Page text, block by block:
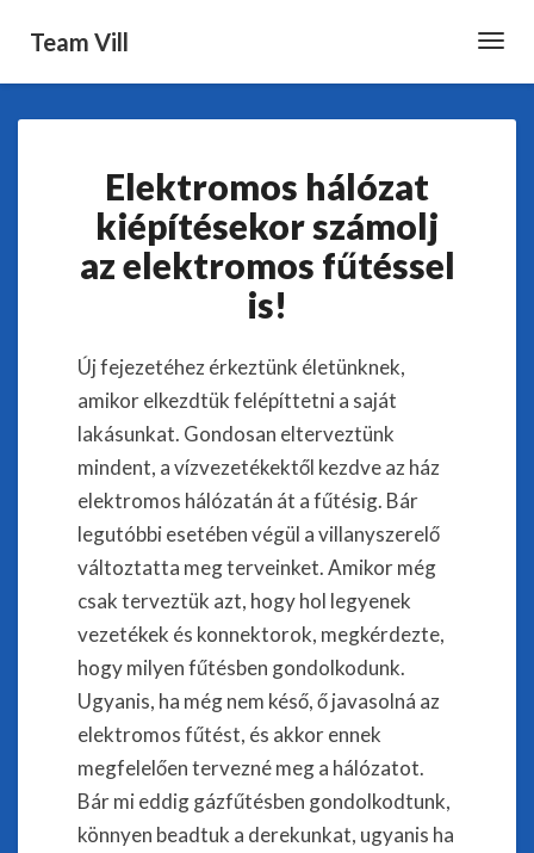
Team Vill
hálózat
kiépítésekor
számolj
az
elektromos
fűtéssel
Elektromos hálózat
kiépítésekor számolj
az elektromos fűtéssel
is!
Új fejezetéhez érkeztünk életünknek,
amikor elkezdtük felépíttetni a saját
lakásunkat. Gondosan elterveztünk
mindent, a vízvezetékektől kezdve az ház
elektromos hálózatán át a fűtésig. Bár
legutóbbi esetében végül a villanyszerelő
változtatta meg terveinket. Amikor még
csak terveztük azt, hogy hol legyenek
vezetékek és konnektorok, megkérdezte,
hogy milyen fűtésben gondolkodunk.
Ugyanis, ha még nem késő, ő javasolná az
elektromos fűtést, és akkor ennek
megfelelően tervezné meg a hálózatot.
Bár mi eddig gázfűtésben gondolkodtunk,
könnyen beadtuk a derekunkat, ugyanis ha